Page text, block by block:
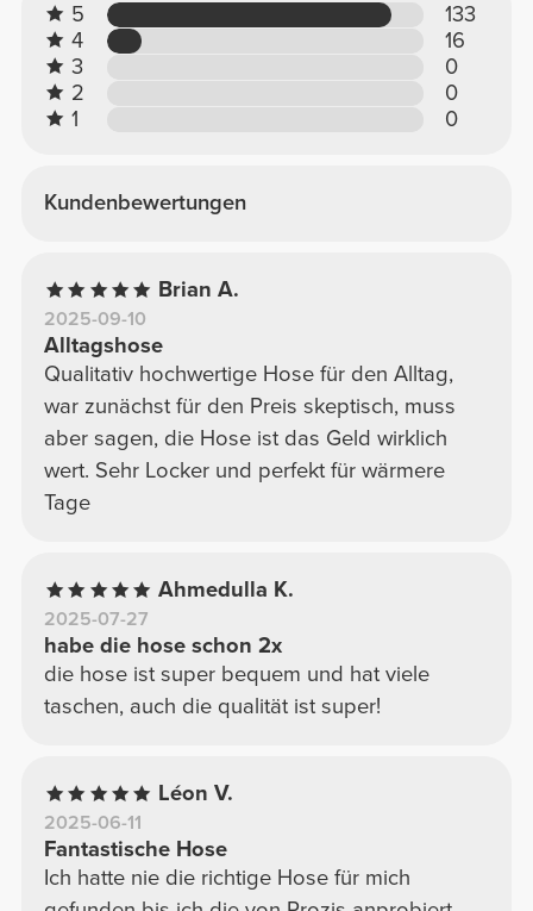
5
133
4
16
3
0
2
0
1
0
Kundenbewertungen
Brian A.
2025-09-10
Alltagshose
Qualitativ hochwertige Hose für den Alltag,
war zunächst für den Preis skeptisch, muss
aber sagen, die Hose ist das Geld wirklich
wert. Sehr Locker und perfekt für wärmere
Tage
Ahmedulla K.
2025-07-27
habe die hose schon 2x
die hose ist super bequem und hat viele
taschen, auch die qualität ist super!
Léon V.
2025-06-11
Fantastische Hose
Ich hatte nie die richtige Hose für mich